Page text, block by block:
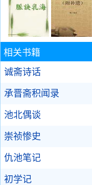
相关书籍
诚斋诗话
承晋斋积闻录
池北偶谈
崇祯惨史
仇池笔记
初学记